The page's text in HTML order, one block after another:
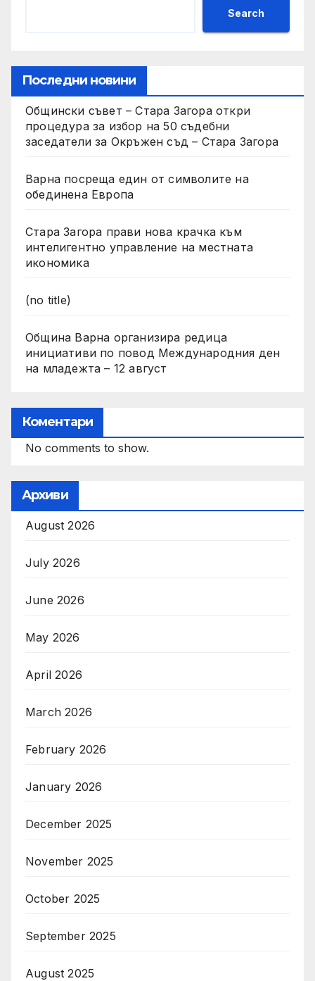
Search
Последни новини
Общински съвет – Стара Загора откри
процедура за избор на 50 съдебни
заседатели за Окръжен съд – Стара Загора
Варна посреща един от символите на
обединена Европа
Стара Загора прави нова крачка към
интелигентно управление на местната
икономика
(no title)
Община Варна организира редица
инициативи по повод Международния ден
на младежта – 12 август
Коментари
No comments to show.
Архиви
August 2026
July 2026
June 2026
May 2026
April 2026
March 2026
February 2026
January 2026
December 2025
November 2025
October 2025
September 2025
August 2025